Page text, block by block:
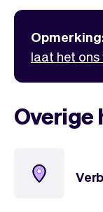
Team
Embed Vev
Verkopen
Tickets
Marketing
laat het ons
Overige